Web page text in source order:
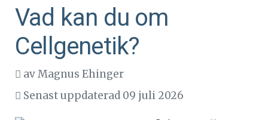
Vad kan du om
Cellgenetik?
avMagnus Ehinger
Senast uppdaterad 09 juli 2026